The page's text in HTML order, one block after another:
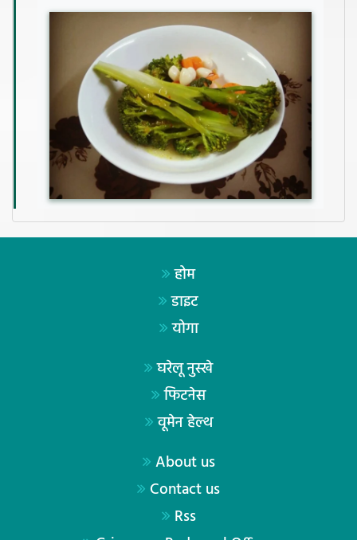
होम
डाइट
योगा
घरेलू नुस्खे
फिटनेस
वूमेन हेल्थ
About us
Contact us
Rss